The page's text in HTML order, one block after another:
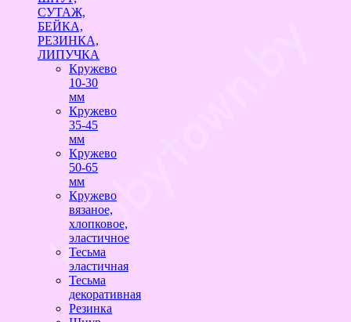
СУТАЖ,
БЕЙКА,
РЕЗИНКА,
ЛИПУЧКА
Кружево
10-30
мм
Кружево
35-45
мм
Кружево
50-65
мм
Кружево
вязаное,
хлопковое,
эластичное
Тесьма
эластичная
Тесьма
декоративная
Резинка